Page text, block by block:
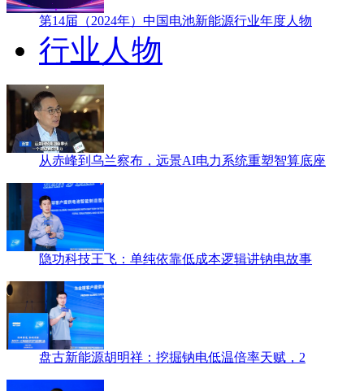
第14届（2024年）中国电池新能源行业年度人物
行业人物
从赤峰到乌兰察布，远景AI电力系统重塑智算底座
隐功科技王飞：单纯依靠低成本逻辑讲钠电故事
盘古新能源胡明祥：挖掘钠电低温倍率天赋，2